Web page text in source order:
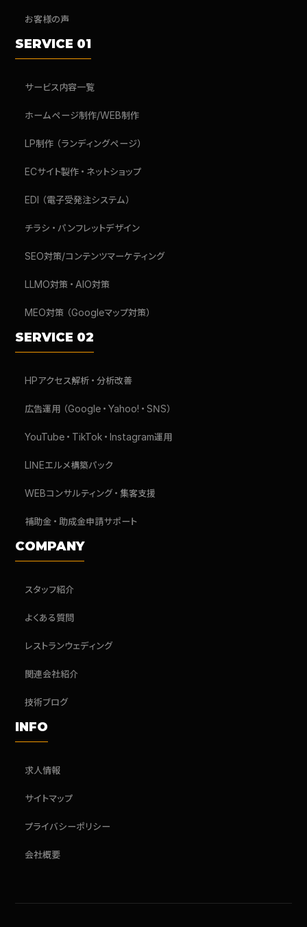
お客様の声
SERVICE 01
サービス内容一覧
ホームページ制作/WEB制作
LP制作（ランディングページ）
ECサイト製作・ネットショップ
EDI（電子受発注システム）
チラシ・パンフレットデザイン
SEO対策/コンテンツマーケティング
LLMO対策・AIO対策
MEO対策（Googleマップ対策）
SERVICE 02
HPアクセス解析・分析改善
広告運用（Google・Yahoo!・SNS）
YouTube・TikTok・Instagram運用
LINEエルメ構築パック
WEBコンサルティング・集客支援
補助金・助成金申請サポート
COMPANY
スタッフ紹介
よくある質問
レストランウェディング
関連会社紹介
技術ブログ
INFO
求人情報
サイトマップ
プライバシーポリシー
会社概要